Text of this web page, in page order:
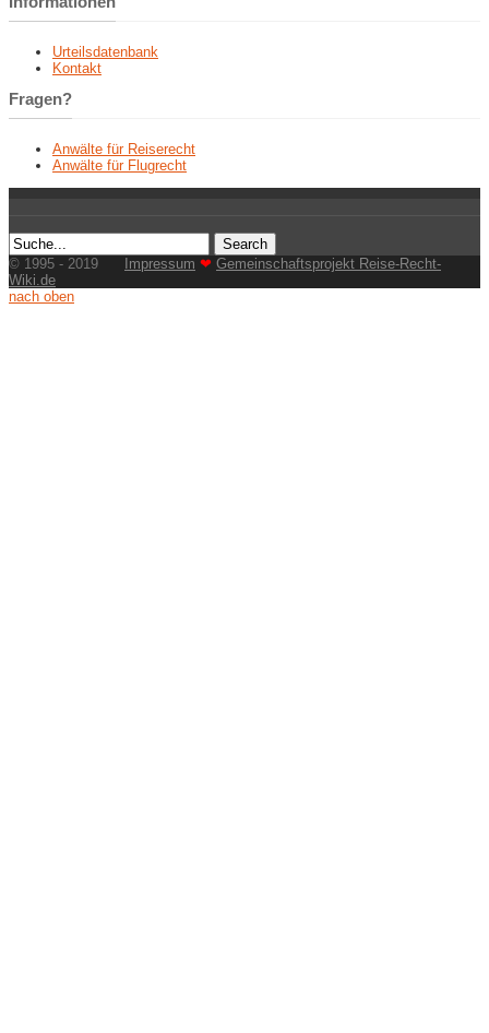
Urteilsdatenbank
Kontakt
Fragen?
Anwälte für Reiserecht
Anwälte für Flugrecht
© 1995 - 2019 Impressum ❤ Gemeinschaftsprojekt Reise-Recht-
Wiki.de
nach oben